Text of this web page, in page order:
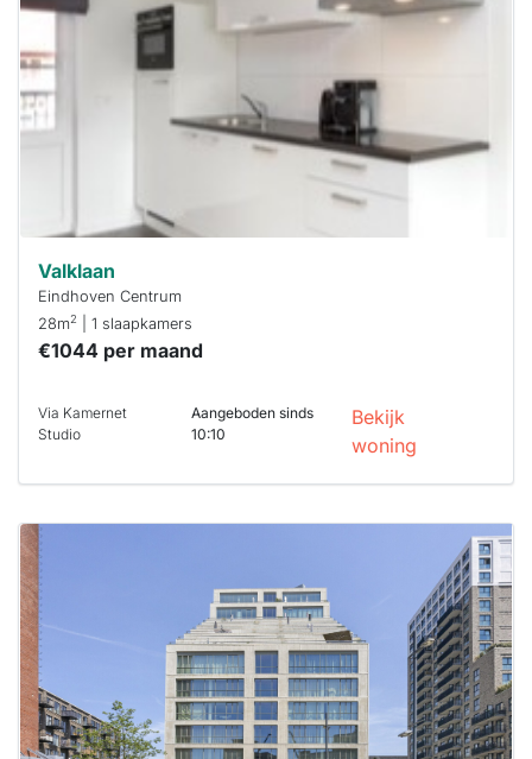
Om kans te
maken moet je
Valklaan
Eindhoven Centrum
28m2 | 1 slaapkamers
€1044 per maand
Via Kamernet
Studio
Aangeboden sinds
10:10
Bekijk
woning
Stekkies helpt
je hierbij!